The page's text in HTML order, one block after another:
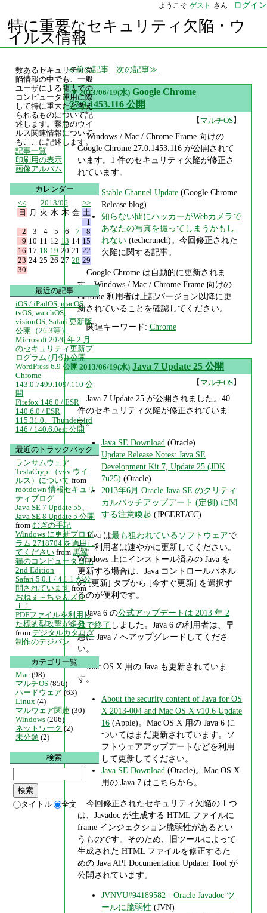
ようこそ ゲスト さん ログイン
特に重要なセキュリティ欠陥・ウ
イルス情報
前の記事 次の記事
▼ 2013/06/19(水) Google Chrome
27.0.1453.116 公開
【マルチOS】
Windows / Mac / Chrome Frame 向けの
Google Chrome 27.0.1453.116 が公開されて
います。1 件のセキュリティ欠陥が修正さ
れています。
Stable Channel Update (Google Chrome
Release blog)
知らない間にハッカーがWebカメラで
あなたの写真を撮ってしまうかもし
れない (techcrunch)。今回修正された
欠陥に関する記事。
Google Chrome は自動的に更新されま
す。Windows / Mac / Chrome Frame 向けの
Chrome 利用者は上記バージョン以降に更
新されていることを確認してください。
関連キーワード: Chrome
▼ 2013/06/19(水) Java 7 Update 25 公開
【 マルチOS】
Java 7 Update 25 が公開されました。40
件のセキュリティ欠陥が修正されていま
す。
Java SE Download (Oracle)
Update Release Notes: Java SE
Development Kit 7, Update 25 (JDK
7u25) (Oracle)
2013年6月 Oracle Java SE のクリティ
カルパッチアップデート (定例) に関
する注意喚起 (JPCERT/CC)
Java は最も狙われているソフトウェアで
す。利用者は速やかに更新してください。
Windows 上にインストール済みの Java を
更新する場合は、Java コントロールパネル
の [更新] タブから [今すぐ更新] を選択す
るのが便利です。
Java 6 の公式アップデートは 2013 年 2
月で終了 しました。Java 6 の利用者は、早
急に Java 7 へアップグレードしてくださ
い。
Mac OS X 用の Java も更新されていま
す。
About the security content of Java for OS
X 2013-004 and Mac OS X v10.6 Update
16 (Apple)。Mac OS X 用の Java 6 に
ついてはまだ更新されています。ソ
フトウェアアップデートなどを利用
して更新してください。
Java SE Download (Oracle)。Mac OS X
用の Java 7 はこちらから。
今回修正されたセキュリティ欠陥の 1 つ
は、Javadoc が生成する HTML ファイルに
frame インジェクション脆弱性があるとい
うものです。そのため、旧ツールによって
生成された HTML ファイルを修正するた
めの Java API Documentation Updater Tool が
公開されています。
JVNVU#94189582 - Oracle Javadoc ツ
ールに脆弱性 (JVN)
数あるセキュリティ欠
陥情報の中でも、一般
ユーザによる龍大での
コンピュータ運用に際
して特に重大だと考え
られるものについて記
述します。緊急のウイ
ルス関連情報について
もここに記述します。
記事一覧
印刷用の表示
画像アルバム
カレンダー
<<
2013/06
>>
日
月 火 水 木 金 土
1
2
3 4 5 6 7
8
9 10 11 12 13 14 15
16 17 18 19 20 21 22
23 24 25 26 27 28 29
30
最近の記事
iOS / iPadOS, macOS,
tvOS, watchOS,
visionOS, Safari 更新版
公開（26.3等）
Microsoft 2026 年 2 月
のセキュリティ更新プ
ログラム (月例) 公開
WordPress 6.9 公開
Chrome
143.0.7499.109/.110 公
開
Firefox 146.0 / ESR
140.6.0 / ESR
115.31.0、Thunderbird
146 / 140.6.0esr 公開
最近のトラックバック
ランサムウェア
TeslaCrypt（vvv ウイ
ルス）について from
rootdown 情報セキュリ
ティブログ
Java SE 7 Update 55、
Java SE 8 Update 5 公開
from むぎの手記
Windows に更新プログ
ラム 2718704 を適用し
てください from 黒翼
猫のコンピュータ日記
2nd Edition
Safari 5.0.1 / 4.1.1 が公
開されています from
おねぇ～ちゃんズＨ
ｉ！
PDFファイルを利用し
た標的型攻撃が多発
from デジタルカタログ
制作のデジパン
カテゴリ一覧
Mac (98)
マルチOS (856)
ハードウェア (63)
Linux (4)
マルウェア関連 (30)
Windows (206)
ネットワーク (2)
未分類 (2)
検索
タイトル 全文